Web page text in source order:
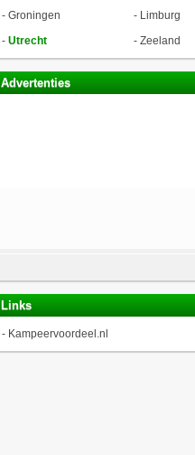
- Groningen - Limburg
- Utrecht - Zeeland
Advertenties
Links
- Kampeervoordeel.nl